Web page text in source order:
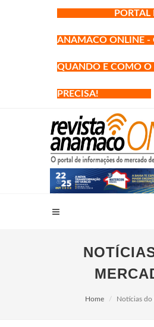
PORTAL
ANAMACO ONLINE -
QUANDO E COMO O
PRECISA!
Home Notícias do